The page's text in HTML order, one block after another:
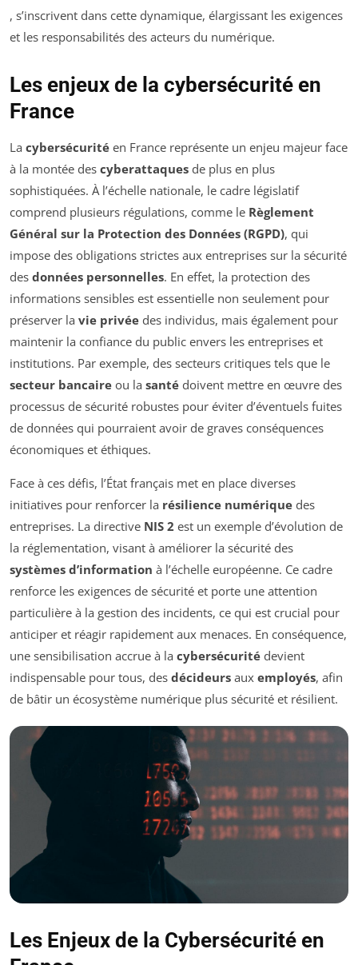
, s’inscrivent dans cette dynamique, élargissant les exigences
et les responsabilités des acteurs du numérique.
Les enjeux de la cybersécurité en
France
La cybersécurité en France représente un enjeu majeur face
à la montée des cyberattaques de plus en plus
sophistiquées. À l’échelle nationale, le cadre législatif
comprend plusieurs régulations, comme le Règlement
Général sur la Protection des Données (RGPD), qui
impose des obligations strictes aux entreprises sur la sécurité
des données personnelles. En effet, la protection des
informations sensibles est essentielle non seulement pour
préserver la vie privée des individus, mais également pour
maintenir la confiance du public envers les entreprises et
institutions. Par exemple, des secteurs critiques tels que le
secteur bancaire ou la santé doivent mettre en œuvre des
processus de sécurité robustes pour éviter d’éventuels fuites
de données qui pourraient avoir de graves conséquences
économiques et éthiques.
Face à ces défis, l’État français met en place diverses
initiatives pour renforcer la résilience numérique des
entreprises. La directive NIS 2 est un exemple d’évolution de
la réglementation, visant à améliorer la sécurité des
systèmes d’information à l’échelle européenne. Ce cadre
renforce les exigences de sécurité et porte une attention
particulière à la gestion des incidents, ce qui est crucial pour
anticiper et réagir rapidement aux menaces. En conséquence,
une sensibilisation accrue à la cybersécurité devient
indispensable pour tous, des décideurs aux employés, afin
de bâtir un écosystème numérique plus sécurité et résilient.
Les Enjeux de la Cybersécurité en